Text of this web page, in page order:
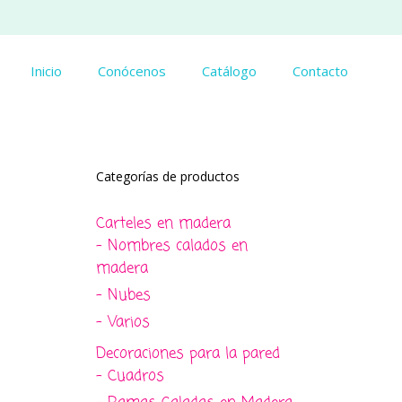
Inicio Conócenos Catálogo Contacto
Categorías de productos
Carteles en madera
- Nombres calados en
madera
- Nubes
- Varios
Decoraciones para la pared
- Cuadros